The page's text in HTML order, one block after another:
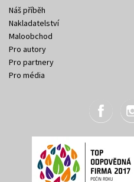
Náš příběh
Nakladatelství
Maloobchod
Pro autory
Pro partnery
Pro média